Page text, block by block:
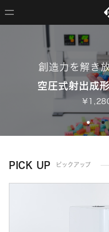
創造力を解き
空圧式射出成
PICK UP ピックアップ